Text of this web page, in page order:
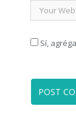
Sí,